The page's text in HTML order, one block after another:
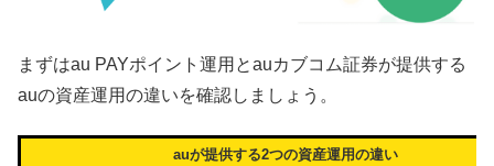
まずはau PAYポイント運用とauカブコム証券が提供する
auの資産運用の違いを確認しましょう。
auが提供する2つの資産運用の違い